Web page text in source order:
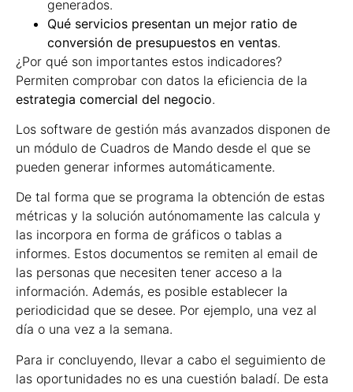
generados.
Qué servicios presentan un mejor ratio de
conversión de presupuestos en ventas.
¿Por qué son importantes estos indicadores?
Permiten comprobar con datos la eficiencia de la
estrategia comercial del negocio.
Los software de gestión más avanzados disponen de
un módulo de Cuadros de Mando desde el que se
pueden generar informes automáticamente.
De tal forma que se programa la obtención de estas
métricas y la solución autónomamente las calcula y
las incorpora en forma de gráficos o tablas a
informes. Estos documentos se remiten al email de
las personas que necesiten tener acceso a la
información. Además, es posible establecer la
periodicidad que se desee. Por ejemplo, una vez al
día o una vez a la semana.
Para ir concluyendo, llevar a cabo el seguimiento de
las oportunidades no es una cuestión baladí. De esta